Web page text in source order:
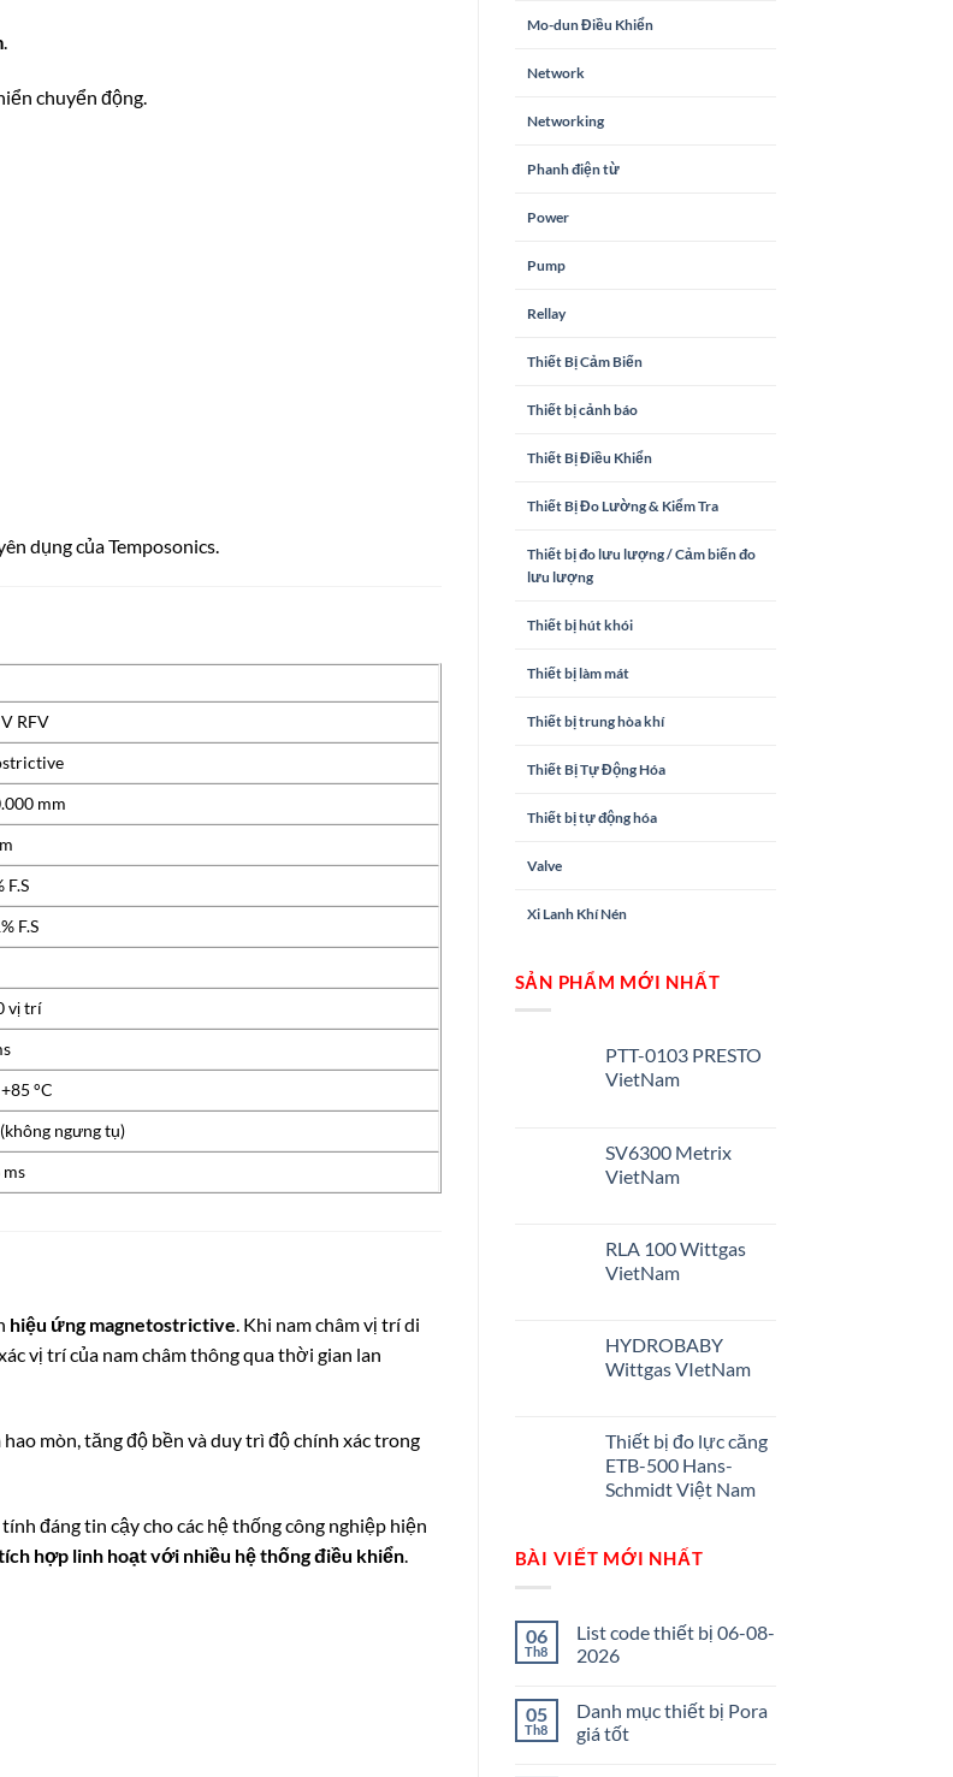
Mo-dun Điều Khiển
Network
Networking
Phanh điện từ
Power
Pump
Rellay
Thiết Bị Cảm Biến
Thiết bị cảnh báo
Thiết Bị Điều Khiển
Thiết Bị Đo Lường & Kiểm Tra
Thiết bị đo lưu lượng / Cảm biến đo
lưu lượng
Thiết bị hút khói
Thiết bị làm mát
Thiết bị trung hòa khí
Thiết Bị Tự Động Hóa
Thiết bị tự động hóa
Valve
Xi Lanh Khí Nén
SẢN PHẨM MỚI NHẤT
PTT-0103 PRESTO
VietNam
SV6300 Metrix
VietNam
RLA 100 Wittgas
VietNam
HYDROBABY
Wittgas VIetNam
Thiết bị đo lực căng
ETB-500 Hans-
Schmidt Việt Nam
BÀI VIẾT MỚI NHẤT
06
Th8
List code thiết bị 06-08-
2026
05
Th8
Danh mục thiết bị Pora
giá tốt
.
chuyển động.
dụng của Temposonics.
RFV
mm
F.S
F.S
vị trí
°C
ngưng tụ)
ms
hiệu ứng magnetostrictive. Khi nam châm vị trí di
vị trí của nam châm thông qua thời gian lan
hao mòn, tăng độ bền và duy trì độ chính xác trong
đáng tin cậy cho các hệ thống công nghiệp hiện
hợp linh hoạt với nhiều hệ thống điều khiển